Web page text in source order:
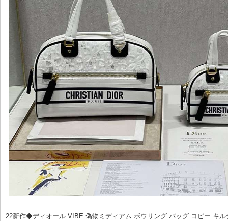
22新作◆ディオール VIBE 偽物ミディアム ボウリング バッグ コピー キル